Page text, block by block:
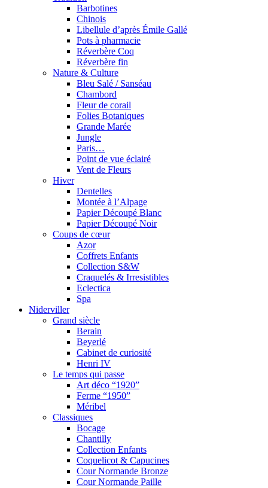
Barbotines
Chinois
Libellule d’après Émile Gallé
Pots à pharmacie
Réverbère Coq
Réverbère fin
Nature & Culture
Bleu Salé / Sanséau
Chambord
Fleur de corail
Folies Botaniques
Grande Marée
Jungle
Paris…
Point de vue éclairé
Vent de Fleurs
Hiver
Dentelles
Montée à l’Alpage
Papier Découpé Blanc
Papier Découpé Noir
Coups de cœur
Azor
Coffrets Enfants
Collection S&W
Craquelés & Irresistibles
Eclectica
Spa
Niderviller
Grand siècle
Berain
Beyerlé
Cabinet de curiosité
Henri IV
Le temps qui passe
Art déco “1920”
Ferme “1950”
Méribel
Classiques
Bocage
Chantilly
Collection Enfants
Coquelicot & Capucines
Cour Normande Bronze
Cour Normande Paille